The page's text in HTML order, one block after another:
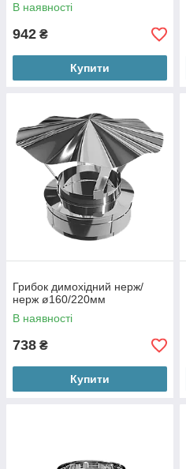
В наявності
942 ₴
Купити
Грибок димохідний нерж/
нерж ø160/220мм
В наявності
738 ₴
Купити